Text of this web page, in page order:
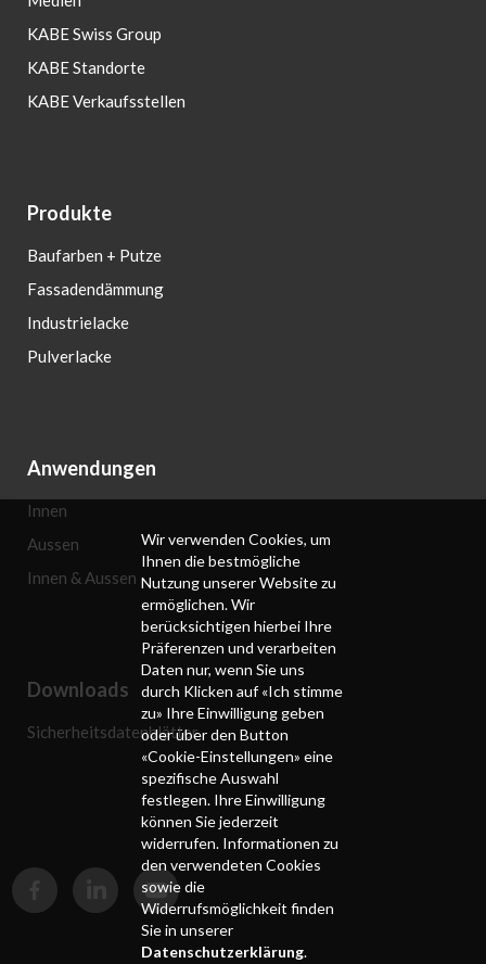
KABE Swiss Group
KABE Standorte
KABE Verkaufsstellen
Produkte
Baufarben + Putze
Fassadendämmung
Industrielacke
Pulverlacke
Anwendungen
Innen
Aussen
Innen & Aussen
Downloads
Sicherheitsdatenblätter
Wir verwenden Cookies, um
Ihnen die bestmögliche
Nutzung unserer Website zu
ermöglichen. Wir
berücksichtigen hierbei Ihre
Präferenzen und verarbeiten
Daten nur, wenn Sie uns
durch Klicken auf «Ich stimme
zu» Ihre Einwilligung geben
oder über den Button
«Cookie-Einstellungen» eine
spezifische Auswahl
festlegen. Ihre Einwilligung
können Sie jederzeit
widerrufen. Informationen zu
den verwendeten Cookies
sowie die
Widerrufsmöglichkeit finden
Sie in unserer
Datenschutzerklärung.